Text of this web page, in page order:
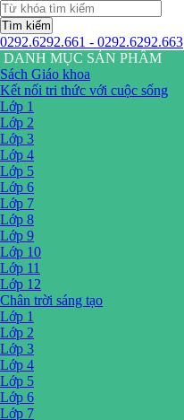
Tìm kiếm
0292.6292.661 - 0292.6292.663
DANH MỤC SẢN PHẨM
Sách Giáo khoa
Kết nối tri thức với cuộc sống
Lớp 1
Lớp 2
Lớp 3
Lớp 4
Lớp 5
Lớp 6
Lớp 7
Lớp 8
Lớp 9
Lớp 10
Lớp 11
Lớp 12
Chân trời sáng tạo
Lớp 1
Lớp 2
Lớp 3
Lớp 4
Lớp 5
Lớp 6
Lớp 7